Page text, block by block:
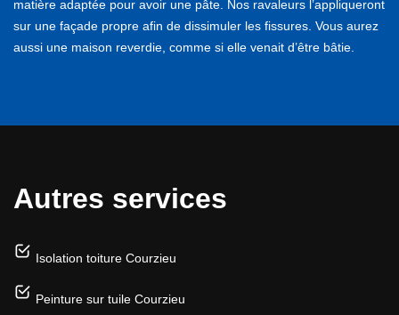
matière adaptée pour avoir une pâte. Nos ravaleurs l’appliqueront
sur une façade propre afin de dissimuler les fissures. Vous aurez
aussi une maison reverdie, comme si elle venait d’être bâtie.
Autres services
Isolation toiture Courzieu
Peinture sur tuile Courzieu